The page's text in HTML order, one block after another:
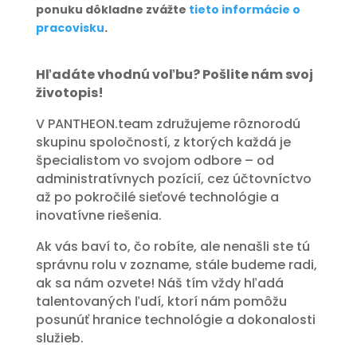
ponuku dôkladne zvážte tieto informácie o
pracovisku.
Hľadáte vhodnú voľbu? Pošlite nám svoj
životopis!
V PANTHEON.team združujeme rôznorodú
skupinu spoločností, z ktorých každá je
špecialistom vo svojom odbore – od
administratívnych pozícií, cez účtovníctvo
až po pokročilé sieťové technológie a
inovatívne riešenia.
Ak vás baví to, čo robíte, ale nenašli ste tú
správnu rolu v zozname, stále budeme radi,
ak sa nám ozvete! Náš tím vždy hľadá
talentovaných ľudí, ktorí nám pomôžu
posunúť hranice technológie a dokonalosti
služieb.